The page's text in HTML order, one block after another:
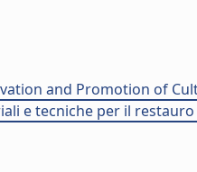
and Promotion of
e tecniche per il restauro